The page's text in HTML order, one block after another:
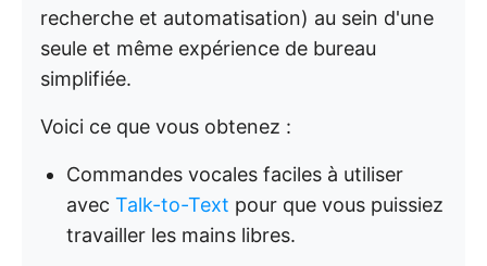
recherche et automatisation) au sein d'une
seule et même expérience de bureau
simplifiée.
Voici ce que vous obtenez :
Commandes vocales faciles à utiliser
avec Talk-to-Text pour que vous puissiez
travailler les mains libres.